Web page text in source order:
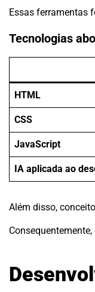
Essas ferramentas
Tecnologias
HTML
CSS
JavaScript
IA aplicada ao
Além disso,